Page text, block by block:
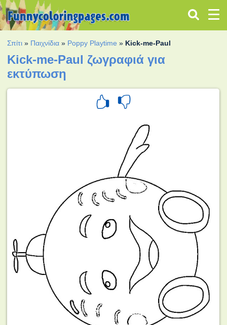
Σπίτι » Παιχνίδια » Poppy Playtime » Kick-me-Paul
Kick-me-Paul ζωγραφιά για
εκτύπωση